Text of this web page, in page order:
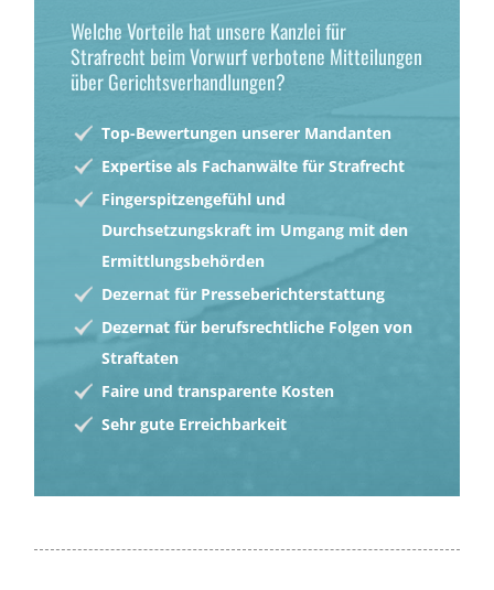
Welche Vorteile hat unsere Kanzlei für
Strafrecht beim Vorwurf verbotene Mitteilungen
über Gerichtsverhandlungen?
Top-Bewertungen unserer Mandanten
Expertise als Fachanwälte für Strafrecht
Fingerspitzengefühl und
Durchsetzungskraft im Umgang mit den
Ermittlungsbehörden
Dezernat für Presseberichterstattung
Dezernat für berufsrechtliche Folgen von
Straftaten
Faire und transparente Kosten
Sehr gute Erreichbarkeit